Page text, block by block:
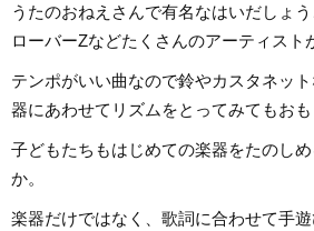
うたのおねえさんで有名なはいだしょ
ローバーZなどたくさんのアーティスト
テンポがいい曲なので鈴やカスタネッ
器にあわせてリズムをとってみてもおも
子どもたちもはじめての楽器をたのし
か。
楽器だけではなく、歌詞に合わせて手